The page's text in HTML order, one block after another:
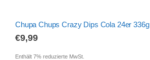
Chupa Chups Crazy Dips Cola 24er 336g
€9,99
Enthält 7% reduzierte MwSt.